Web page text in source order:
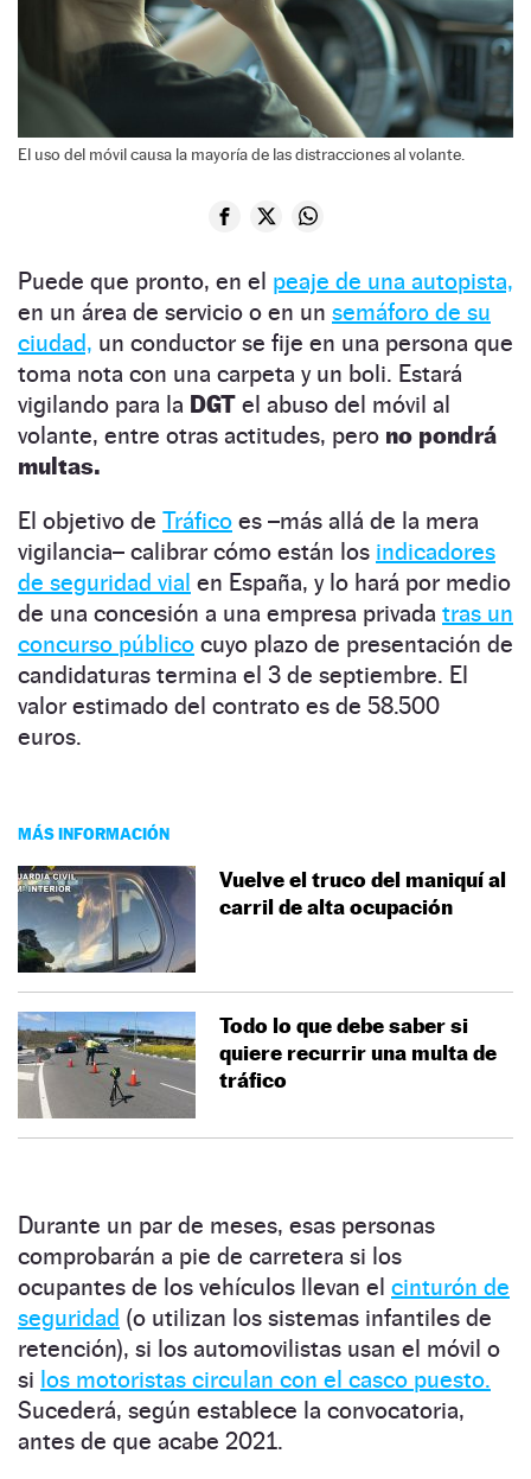
El uso del móvil causa la mayoría de las distracciones al volante.
Puede que pronto, en el peaje de una autopista,
en un área de servicio o en un semáforo de su
ciudad, un conductor se fije en una persona que
toma nota con una carpeta y un boli. Estará
vigilando para la DGT el abuso del móvil al
volante, entre otras actitudes, pero no pondrá
multas.
El objetivo de Tráfico es –más allá de la mera
vigilancia– calibrar cómo están los indicadores
de seguridad vial en España, y lo hará por medio
de una concesión a una empresa privada tras un
concurso público cuyo plazo de presentación de
candidaturas termina el 3 de septiembre. El
valor estimado del contrato es de 58.500
euros.
MÁS INFORMACIÓN
Vuelve el truco del maniquí al
carril de alta ocupación
Todo lo que debe saber si
quiere recurrir una multa de
tráfico
Durante un par de meses, esas personas
comprobarán a pie de carretera si los
ocupantes de los vehículos llevan el cinturón de
seguridad (o utilizan los sistemas infantiles de
retención), si los automovilistas usan el móvil o
si los motoristas circulan con el casco puesto.
Sucederá, según establece la convocatoria,
antes de que acabe 2021.